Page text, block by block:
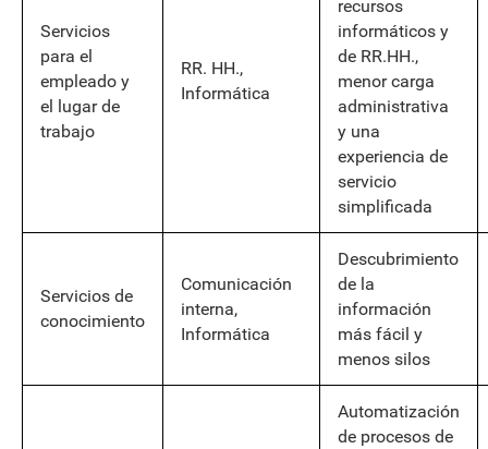
Servicios
para el
empleado y
el lugar de
trabajo
RR. HH.,
Informática
recursos
informáticos y
de RR.HH.,
menor carga
administrativa
y una
experiencia de
servicio
simplificada
Servicios de
conocimiento
Comunicación
interna,
Informática
Descubrimiento
de la
información
más fácil y
menos silos
Automatización
de procesos de